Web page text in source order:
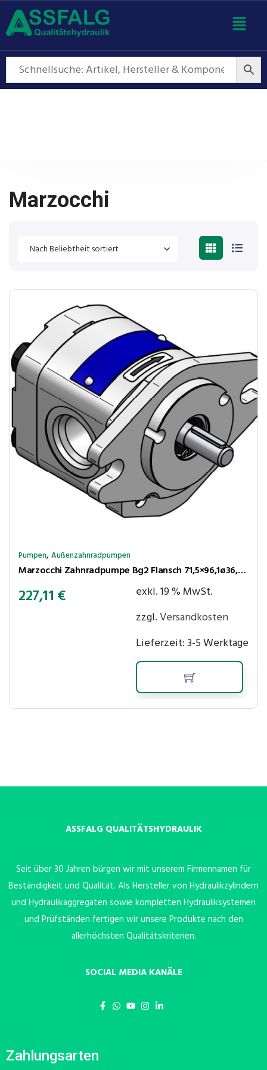
Marzocchi
Pumpen,Außenzahnradpumpen
Marzocchi Zahnradpumpe Bg2 Flansch 71,5×96,1ø36,5 Kegel 1:8 16,0cm³/U 210bar rechtsl. Anschlüsse 40LK-LK35
227,11 €
exkl. 19 % MwSt.
zzgl.Versandkosten
Lieferzeit:3-5 Werktage
ASSFALG QUALITÄTSHYDRAULIK
Seit über 30 Jahren bürgen wir mit unserem Firmennamen für
Beständigkeit und Qualität. Als Hersteller von Hydraulikzylindern
und Hydraulikaggregaten sowie kompletten Hydrauliksystemen
und Prüfständen fertigen wir unsere Produkte nach den
allerhöchsten Qualitätskriterien.
SOCIAL MEDIA KANÄLE
Zahlungsarten